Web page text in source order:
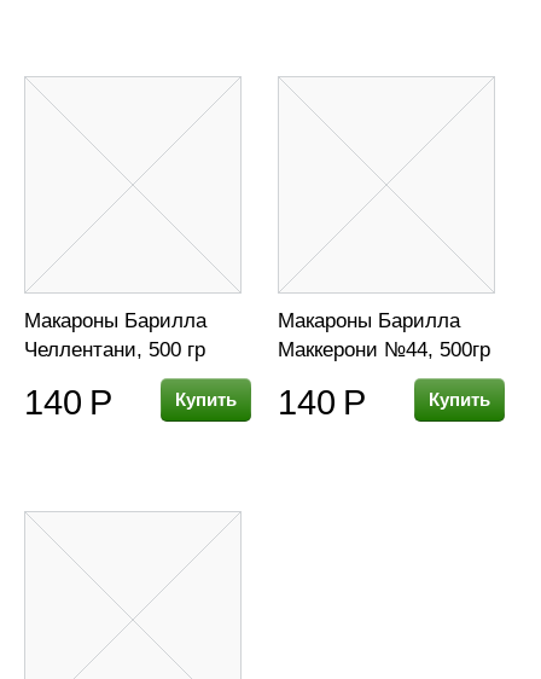
Макароны Барилла
Челлентани, 500 гр
140 Р Купить
Макароны Барилла
Маккерони №44, 500гр
140 Р Купить